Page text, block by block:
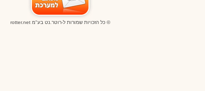
© כל הזכויות שמורות ל-רוטר.נט בע"מrotter.net